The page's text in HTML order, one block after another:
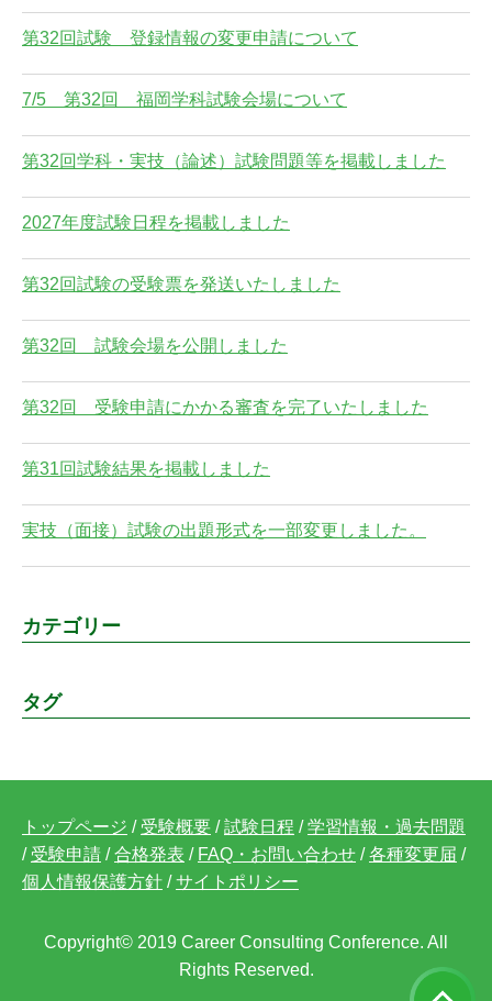
第32回試験 登録情報の変更申請について
7/5 第32回 福岡学科試験会場について
第32回学科・実技（論述）試験問題等を掲載しました
2027年度試験日程を掲載しました
第32回試験の受験票を発送いたしました
第32回 試験会場を公開しました
第32回 受験申請にかかる審査を完了いたしました
第31回試験結果を掲載しました
実技（面接）試験の出題形式を一部変更しました。
カテゴリー
タグ
トップページ / 受験概要 /試験日程 /学習情報・過去問題
/ 受験申請 /合格発表 / FAQ・お問い合わせ /各種変更届 /
個人情報保護方針 /サイトポリシー
Copyright© 2019 Career Consulting Conference. All
Rights Reserved.